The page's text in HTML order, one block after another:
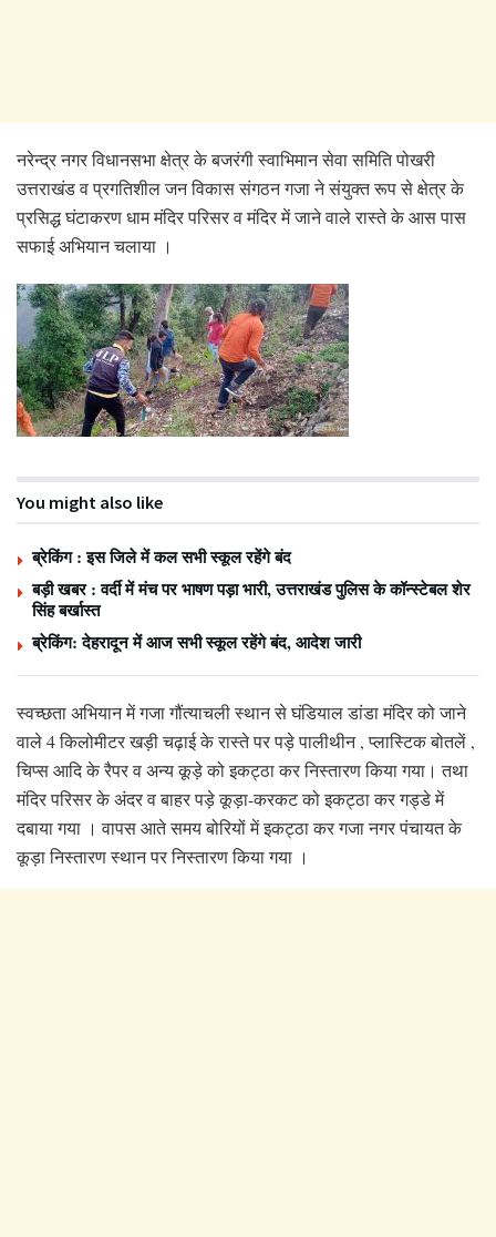
नरेन्द्र नगर विधानसभा क्षेत्र के बजरंगी स्वाभिमान सेवा समिति पोखरी
उत्तराखंड व प्रगतिशील जन विकास संगठन गजा ने संयुक्त रूप से क्षेत्र के
प्रसिद्ध घंटाकरण धाम मंदिर परिसर व मंदिर में जाने वाले रास्ते के आस पास
सफाई अभियान चलाया ।
You might also like
ब्रेकिंग : इस जिले में कल सभी स्कूल रहेंगे बंद
बड़ी खबर : वर्दी में मंच पर भाषण पड़ा भारी, उत्तराखंड पुलिस के कॉन्स्टेबल शेर
सिंह बर्खास्त
ब्रेकिंग: देहरादून में आज सभी स्कूल रहेंगे बंद, आदेश जारी
स्वच्छता अभियान में गजा गौंत्याचली स्थान से घंडियाल डांडा मंदिर को जाने
वाले 4 किलोमीटर खड़ी चढ़ाई के रास्ते पर पड़े पालीथीन , प्लास्टिक बोतलें ,
चिप्स आदि के रैपर व अन्य कूड़े को इकट्ठा कर निस्तारण किया गया। तथा
मंदिर परिसर के अंदर व बाहर पड़े कूड़ा-करकट को इकट्ठा कर गड्डे में
दबाया गया । वापस आते समय बोरियों में इकट्ठा कर गजा नगर पंचायत के
कूड़ा निस्तारण स्थान पर निस्तारण किया गया ।